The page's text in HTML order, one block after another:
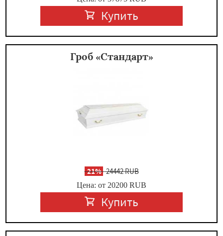
Купить
Гроб «Стандарт»
-21%24442 RUB
Цена: от 20200 RUB
Купить